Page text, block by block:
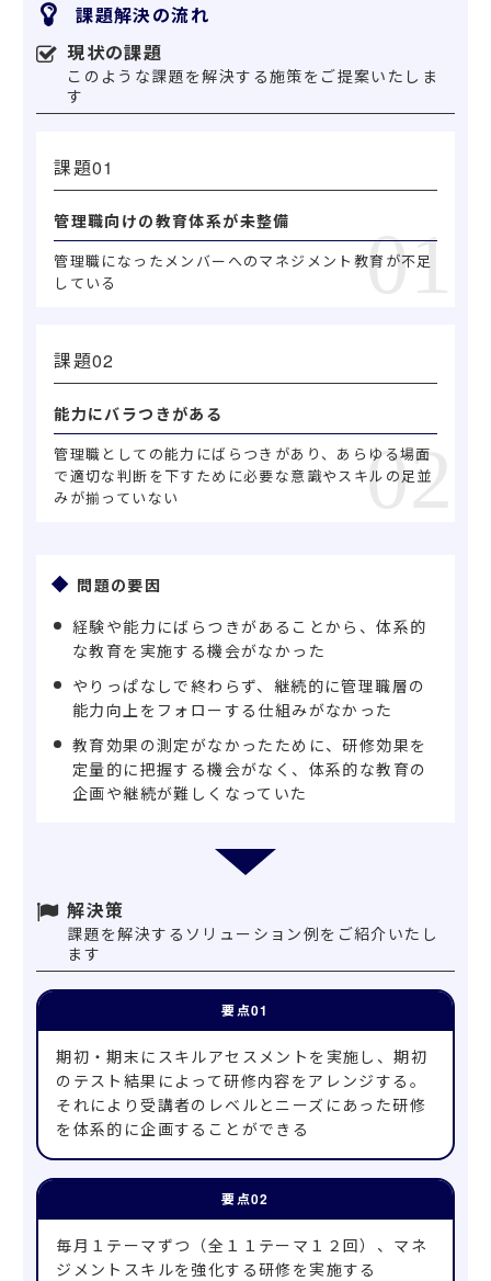
課題解決の流れ
現状の課題
このような課題を解決する施策をご提案いたしま
す
課題
管理職向けの教育体系が未整備
管理職になったメンバーへのマネジメント教育が不足
している
課題
能力にバラつきがある
管理職としての能力にばらつきがあり、あらゆる場面
で適切な判断を下すために必要な意識やスキルの足並
みが揃っていない
問題の要因
経験や能力にばらつきがあることから、体系的
な教育を実施する機会がなかった
やりっぱなしで終わらず、継続的に管理職層の
能力向上をフォローする仕組みがなかった
教育効果の測定がなかったために、研修効果を
定量的に把握する機会がなく、体系的な教育の
企画や継続が難しくなっていた
解決策
課題を解決するソリューション例をご紹介いたし
ます
期初・期末にスキルアセスメントを実施し、期初
のテスト結果によって研修内容をアレンジする。
それにより受講者のレベルとニーズにあった研修
を体系的に企画することができる
毎月１テーマずつ（全１１テーマ１２回）、マネ
ジメントスキルを強化する研修を実施する